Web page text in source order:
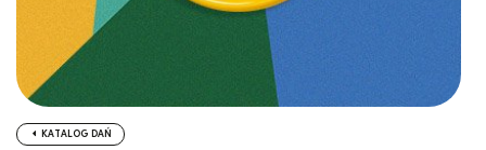
KATALOG DAŃ